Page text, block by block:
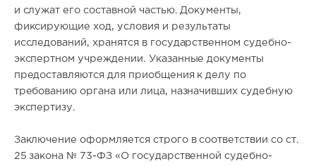
и служат его составной частью. Документы,
фиксирующие ход, условия и результаты
исследований, хранятся в государственном судебно-
экспертном учреждении. Указанные документы
предоставляются для приобщения к делу по
требованию органа или лица, назначивших судебную
экспертизу.
Заключение оформляется строго в соответствии со ст.
25 закона № 73-ФЗ «О государственной судебно-